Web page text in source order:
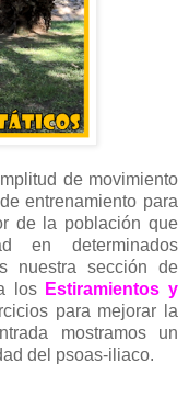
de movimiento
entrenamiento para
de la población que
en determinados
nuestra sección de
los Estiramientos y
para mejorar la
mostramos un
del psoas-iliaco.